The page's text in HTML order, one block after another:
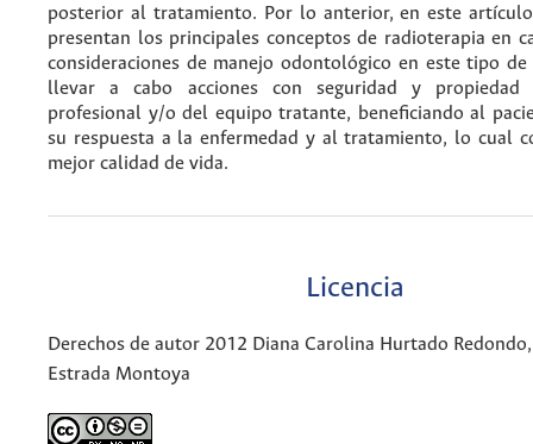
posterior al tratamiento. Por lo anterior, en este
presentan los principales conceptos de radioterapia en
consideraciones de manejo odontológico en este tipo
llevar a cabo acciones con seguridad y
profesional y/o del equipo tratante, beneficiando al
su respuesta a la enfermedad y al tratamiento, lo cual
mejor calidad de vida.
Licencia
Derechos de autor 2012 Diana Carolina Hurtado
Estrada Montoya